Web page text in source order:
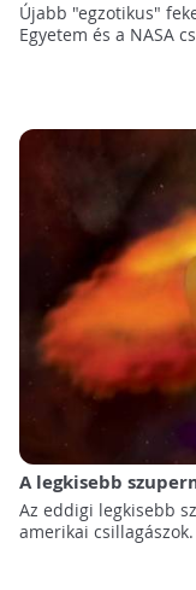
Újabb "egzotikus"
Egyetem és a NASA
A legkisebb
Az eddigi legkisebb
amerikai csillagászok.